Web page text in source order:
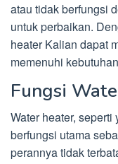
atau tidak berfungsi
untuk perbaikan.
heater Kalian dapat
memenuhi
Fungsi
Water heater,
berfungsi utama
perannya tidak